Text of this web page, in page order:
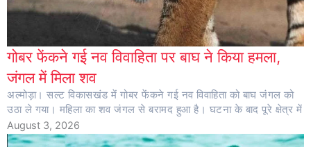
गोबर फेंकने गई नव विवाहिता पर बाघ ने किया हमला,
जंगल में मिला शव
अल्मोड़ा। सल्ट विकासखंड में गोबर फेंकने गई नव विवाहिता को बाघ जंगल को
उठा ले गया। महिला का शव जंगल से बरामद हुआ है। घटना के बाद पूरे क्षेत्र में
August 3, 2026